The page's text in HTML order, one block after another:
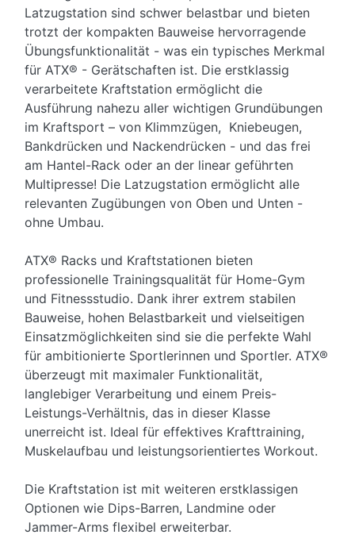
Latzugstation sind schwer belastbar und bieten
trotzt der kompakten Bauweise hervorragende
Übungsfunktionalität - was ein typisches Merkmal
für ATX® - Gerätschaften ist. Die erstklassig
verarbeitete Kraftstation ermöglicht die
Ausführung nahezu aller wichtigen Grundübungen
im Kraftsport – von Klimmzügen, Kniebeugen,
Bankdrücken und Nackendrücken - und das frei
am Hantel-Rack oder an der linear geführten
Multipresse! Die Latzugstation ermöglicht alle
relevanten Zugübungen von Oben und Unten -
ohne Umbau.
ATX® Racks und Kraftstationen bieten
professionelle Trainingsqualität für Home-Gym
und Fitnessstudio. Dank ihrer extrem stabilen
Bauweise, hohen Belastbarkeit und vielseitigen
Einsatzmöglichkeiten sind sie die perfekte Wahl
für ambitionierte Sportlerinnen und Sportler. ATX®
überzeugt mit maximaler Funktionalität,
langlebiger Verarbeitung und einem Preis-
Leistungs-Verhältnis, das in dieser Klasse
unerreicht ist. Ideal für effektives Krafttraining,
Muskelaufbau und leistungsorientiertes Workout.
Die Kraftstation ist mit weiteren erstklassigen
Optionen wie Dips-Barren, Landmine oder
Jammer-Arms flexibel erweiterbar.